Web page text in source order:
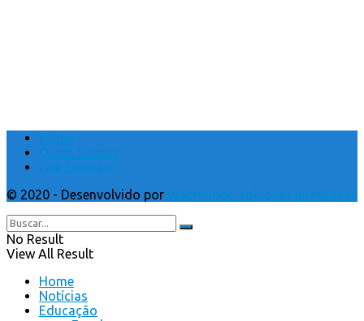
Home
Quem Somos
Fale Conosco
© 2020 - Desenvolvido por Webmundo soluções Interativas
No Result
View All Result
Home
Notícias
Educação